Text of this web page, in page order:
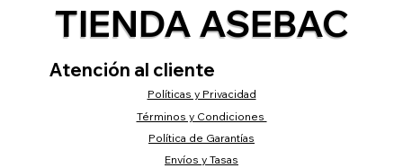
TIENDA ASEBAC
Atención al cliente
Políticas y Privacidad
Términos y Condiciones
Envíos y Tasas
Política de Garantías